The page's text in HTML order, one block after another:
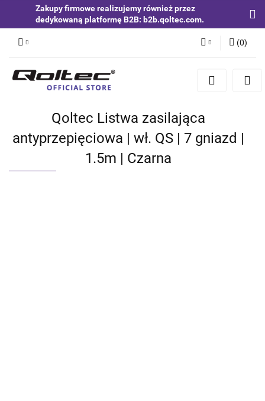
Zakupy firmowe realizujemy również przez
dedykowaną platformę B2B: b2b.qoltec.com.
Zaloguj się
Zgody cookies
(0)
Qoltec Listwa zasilająca
antyprzepięciowa | wł. QS | 7 gniazd |
1.5m | Czarna